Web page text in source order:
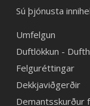
Sú þjónusta
Umfelgun
Duftlökkun -
Felguréttingar
Dekkjaviðgerðir
Demantsskurður